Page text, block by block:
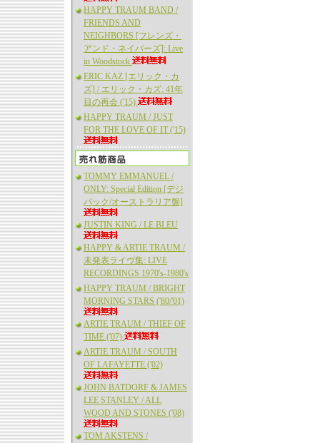
HAPPY TRAUM BAND /
FRIENDS AND
NEIGHBORS [フレンズ・
アンド・ネイバーズ]: Live
in Woodstock
ERIC KAZ [エリック・カ
ズ] / エリック・カズ: 41年
目の再会 ('15)
HAPPY TRAUM / JUST
FOR THE LOVE OF IT ('15)
TOMMY EMMANUEL /
ONLY: Special Edition [デジ
パック/オーストラリア盤]
JUSTIN KING / LE BLEU
HAPPY & ARTIE TRAUM /
未発表ライヴ集: LIVE
RECORDINGS 1970's-1980's
HAPPY TRAUM / BRIGHT
MORNING STARS ('80/'01)
ARTIE TRAUM / THIEF OF
TIME ('07)
ARTIE TRAUM / SOUTH
OF LAFAYETTE ('02)
JOHN BATDORF & JAMES
LEE STANLEY / ALL
WOOD AND STONES ('08)
TOM AKSTENS /